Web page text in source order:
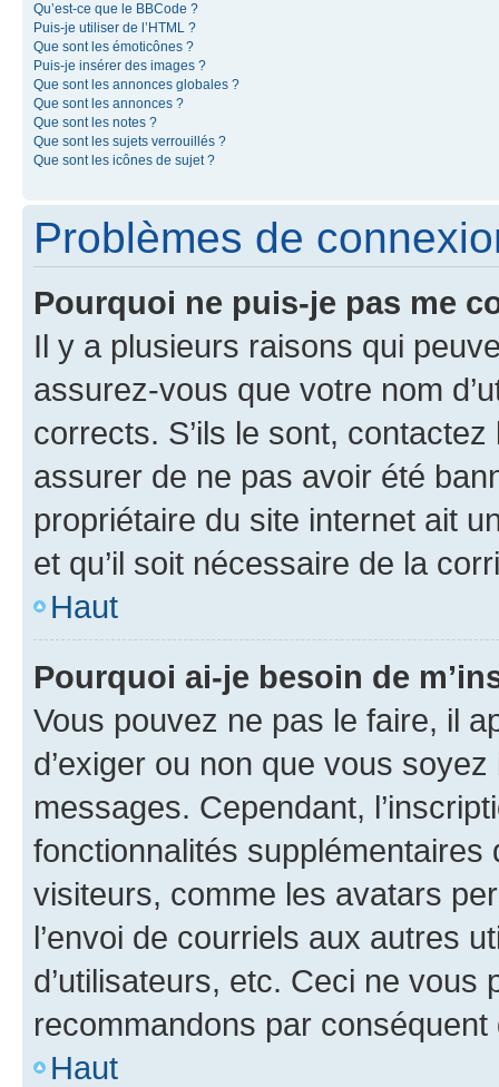
Qu’est-ce que le BBCode ?
Puis-je utiliser de l’HTML ?
Que sont les émoticônes ?
Puis-je insérer des images ?
Que sont les annonces globales ?
Que sont les annonces ?
Que sont les notes ?
Que sont les sujets verrouillés ?
Que sont les icônes de sujet ?
Problèmes de
Pourquoi ne puis-je pas me
Il y a plusieurs raisons qui
assurez-vous que votre nom
corrects. S’ils le sont,
assurer de ne pas avoir été
propriétaire du site internet ait
et qu’il soit nécessaire de la
Haut
Pourquoi ai-je besoin de
Vous pouvez ne pas le faire, il
d’exiger ou non que vous
messages. Cependant,
fonctionnalités
visiteurs, comme les avatars
l’envoi de courriels aux autres
d’utilisateurs, etc. Ceci ne vous
recommandons par conséquent
Haut